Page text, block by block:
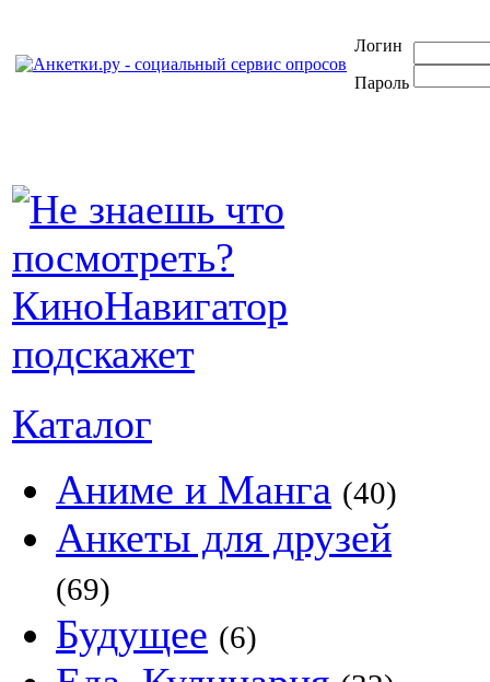
Логин
Пароль
Каталог
Аниме и Манга (40)
Анкеты для друзей
(69)
Будущее (6)